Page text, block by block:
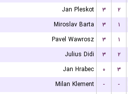
Jan Pleskot
۳ ۲
Miroslav Barta
۳ ۱
Pavel Wawrosz
۳ ۱
Julius Didi
۳ ۲
Jan Hrabec
۰ ۳
Milan Klement
- -